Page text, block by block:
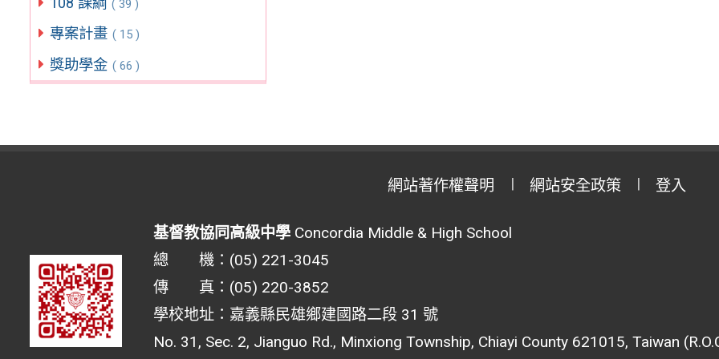
( 39 )
專案計畫 ( 15 )
獎助學金 ( 66 )
網站著作權聲明 網站安全政策 登入
基督教協同高級中學Concordia Middle & High School
總 機：(05) 221-3045
傳 真：(05) 220-3852
學校地址：嘉義縣民雄鄉建國路二段 31 號
No. 31, Sec. 2, Jianguo Rd., Minxiong Township, Chiayi County 621015, Taiwan